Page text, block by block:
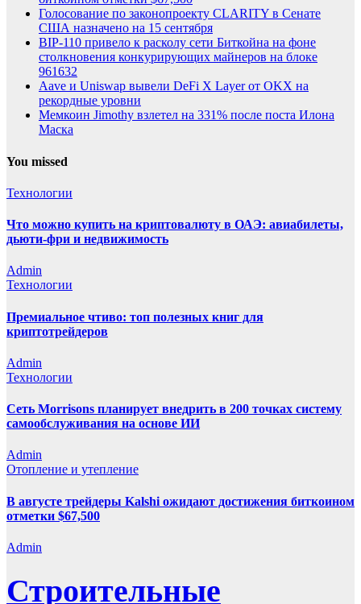
Голосование по законопроекту CLARITY в Сенате
США назначено на 15 сентября
BIP-110 привело к расколу сети Биткойна на фоне
столкновения конкурирующих майнеров на блоке
961632
Aave и Uniswap вывели DeFi X Layer от OKX на
рекордные уровни
Мемкоин Jimothy взлетел на 331% после поста Илона
Маска
You missed
Технологии
Что можно купить на криптовалюту в ОАЭ: авиабилеты,
дьюти-фри и недвижимость
Admin
Технологии
Премиальное чтиво: топ полезных книг для
криптотрейдеров
Admin
Технологии
Сеть Morrisons планирует внедрить в 200 точках систему
самообслуживания на основе ИИ
Admin
Отопление и утепление
В августе трейдеры Kalshi ожидают достижения биткоином
отметки $67,500
Admin
Строительные